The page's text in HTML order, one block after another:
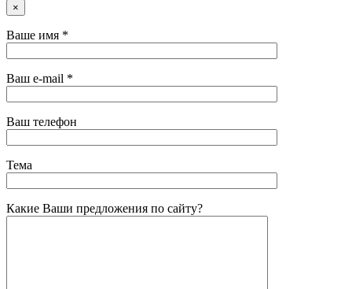
×
Ваше имя *
Ваш e-mail *
Ваш телефон
Тема
Какие Ваши предложения по сайту?